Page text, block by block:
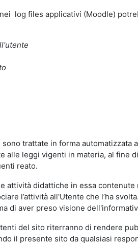
log files applicativi (Moodle)
trattate in forma
alle leggi vigenti in materia, al fine
reato.
attività didattiche in essa
l’attività all'Utente che l’ha
di aver preso visione
del sito riterranno di rendere
il presente sito da qualsiasi